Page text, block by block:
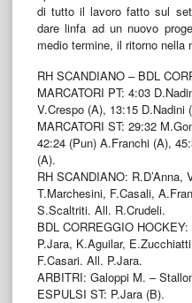
di tutto il lavoro fatto sul
dare linfa ad un nuovo
medio termine, il ritorno nella
RH SCANDIANO – BDL
MARCATORI PT: 4:03
V.Crespo (A), 13:15 D.Nadini
MARCATORI ST: 29:32
42:24 (Pun) A.Franchi (A),
(A).
RH SCANDIANO:
T.Marchesini, F.Casali,
S.Scaltriti. All. R.Crudeli.
BDL CORREGGIO
P.Jara, K.Aguilar,
F.Casari. All. P.Jara.
ARBITRI: Galoppi M. –
ESPULSI ST: P.Jara (B).